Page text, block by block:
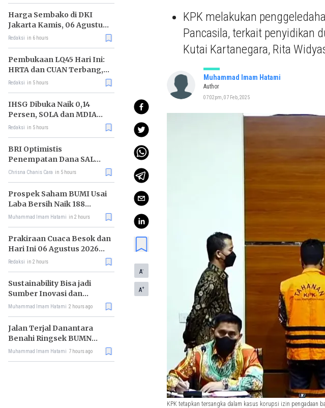
Harga Sembako di DKI
Jakarta Kamis, 06 Agustus
2026, Daging Kambing
Redaksi in 6 hours
Pembukaan LQ45 Hari Ini:
HRTA dan CUAN Terbang,
MAPI Tiarap
Redaksi in 5 hours
IHSG Dibuka Naik 0,14
Persen, SOLA dan MDIA
Jadi Katalis
Redaksi in 5 hours
BRI Optimistis
Penempatan Dana SAL
Dorong Pembiayaan Sektor
Chrisna Chanis Cara in 5 hours
Prospek Saham BUMI Usai
Laba Bersih Naik 188
Persen
Muhammad Imam Hatami in 2 hours
Prakiraan Cuaca Besok dan
Hari Ini 06 Agustus 2026
untuk Wilayah DKI Jakarta
Redaksi in 2 hours
Sustainability Bisa jadi
Sumber Inovasi dan
Peluang Bisnis
Muhammad Imam Hatami 2 hours ago
Jalan Terjal Danantara
Benahi Ringsek BUMN
Karya
Muhammad Imam Hatami 7 hours ago
A-
A+
KPK melakukan
Pancasila, terkait penyidikan
Kutai Kartanegara, Rita
Muhammad Imam Hatami
Author
07:02pm, 07 Feb, 2025
KPK tetapkan tersangka dalam kasus korupsi izin pengadaan